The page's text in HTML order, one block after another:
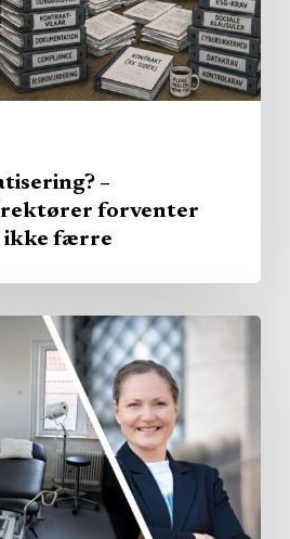
–
forventer
ikke færre